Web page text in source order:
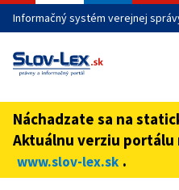
Informačný systém verejnej
Táto stránka je zabezpečená
cez zabezpečenú webovú
Zabezpečená stránka vždy
domény webového sídla.
Náchadzate sa na
Aktuálnu verziu portálu
www.slov-lex.sk .